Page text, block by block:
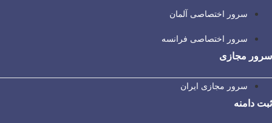
سرور اختصاصی آلمان
سرور اختصاصی فرانسه
سرور مجازی
سرور مجازی ایران
ثبت دامنه